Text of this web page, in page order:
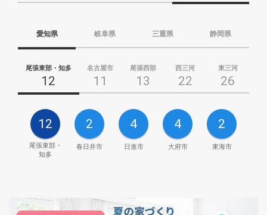
愛知県 岐阜県 三重県 静岡県
尾張東部・知多
12
名古屋市
11
尾張西部
13
西三河
22
東三河
26
12
尾張東部・
知多
2
春日井市
4
日進市
4
大府市
2
東海市